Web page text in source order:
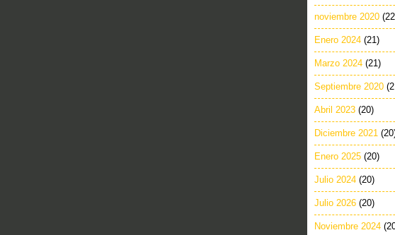
noviembre 2020
Enero 2024 (21)
Marzo 2024 (21)
Septiembre 2020
Abril 2023 (20)
Diciembre 2021
Enero 2025 (20)
Julio 2024 (20)
Julio 2026 (20)
Noviembre 2024